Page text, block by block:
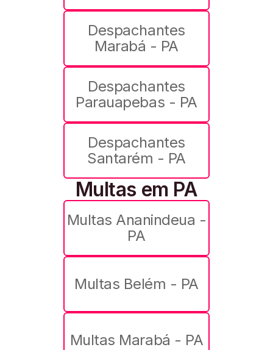
Despachantes
Marabá - PA
Despachantes
Parauapebas - PA
Despachantes
Santarém - PA
Multas em PA
Multas Ananindeua -
PA
Multas Belém - PA
Multas Marabá - PA